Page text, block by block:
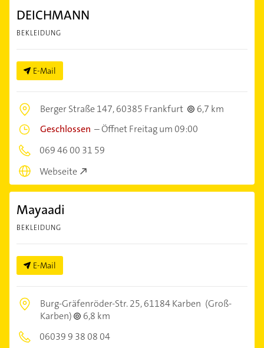
DEICHMANN
BEKLEIDUNG
E-Mail
Berger Straße 147,60385 Frankfurt
6,7 km
Geschlossen –Öffnet Freitag um 09:00
069 46 00 31 59
Webseite
Mayaadi
BEKLEIDUNG
E-Mail
Burg-Gräfenröder-Str. 25,61184 Karben (Groß-
Karben)
6,8 km
06039 9 38 08 04